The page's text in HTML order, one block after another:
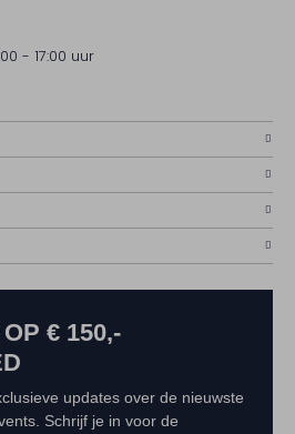
- 17:00 uur
€ 150,-
updates over de nieuwste
Schrijf je in voor de